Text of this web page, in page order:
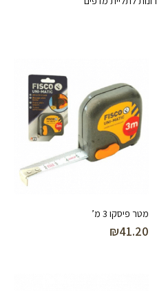
מטר פיסקו 3 מ’
₪41.20